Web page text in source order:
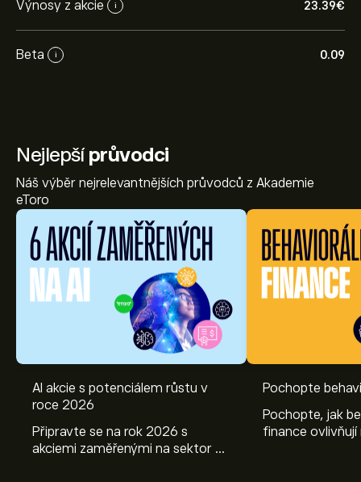
Výnosy z akcie i 23.39‎€‎
Beta i 0.09
Nejlepšíprůvodci
Náš výběr nejrelevantnějších průvodců z Akademie
eToro
AI akcie s potenciálem růstu v
roce 2026
Připravte se na rok 2026 s
akciemi zaměřenými na sektor AI.
Pochopte
Pochopte, jak
finance